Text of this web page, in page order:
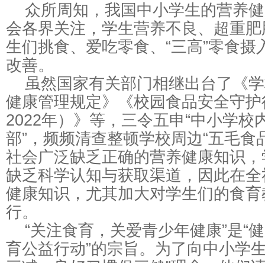
众所周知，我国中小学生的营养
会各界关注，学生营养不良、超重
生们挑食、爱吃零食、“三高”零食摄
改善。
虽然国家有关部门相继出台了《
健康管理规定》《校园食品安全守
2022年）》等，三令五申“中小学校
部”，频频清查整顿学校周边“五毛食
社会广泛缺乏正确的营养健康知识
缺乏科学认知与获取渠道，因此在
健康知识，尤其加大对学生们的食
行。
“关注食育，关爱青少年健康”是“
育公益行动”的宗旨。为了向中小学